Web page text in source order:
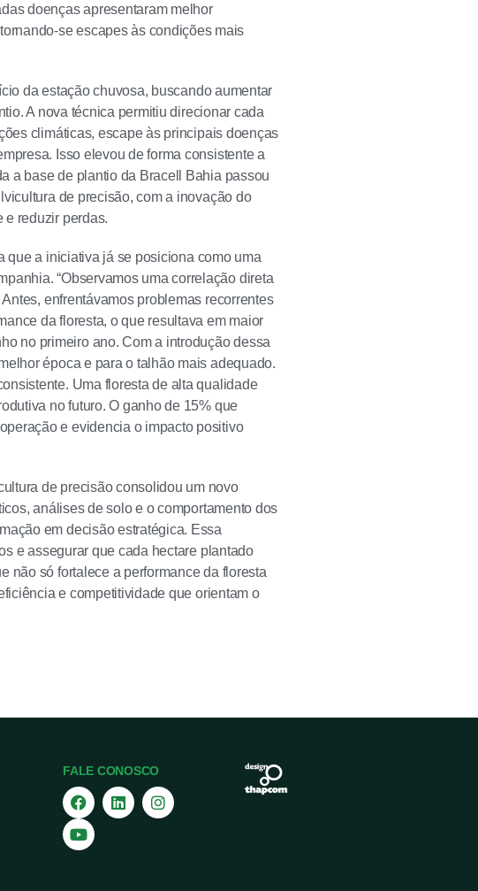
doenças apresentaram melhor
se escapes às condições mais
da estação chuvosa, buscando aumentar
A nova técnica permitiu direcionar cada
climáticas, escape às principais doenças
Isso elevou de forma consistente a
a base de plantio da Bracell Bahia passou
de precisão, com a inovação do
e reduzir perdas.
que a iniciativa já se posiciona como uma
“Observamos uma correlação direta
enfrentávamos problemas recorrentes
da floresta, o que resultava em maior
no primeiro ano. Com a introdução dessa
época e para o talhão mais adequado.
Uma floresta de alta qualidade
no futuro. O ganho de 15% que
e evidencia o impacto positivo
de precisão consolidou um novo
análises de solo e o comportamento dos
em decisão estratégica. Essa
e assegurar que cada hectare plantado
não só fortalece a performance da floresta
e competitividade que orientam o
FALE CONOSCO